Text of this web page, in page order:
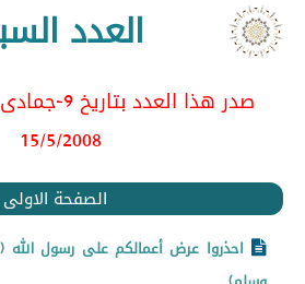
العدد
15/5/2008
الصفحة الاولى
احذروا عرض أعمالكم على رسول الله